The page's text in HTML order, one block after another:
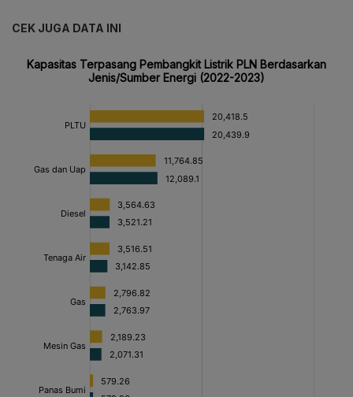
CEK JUGA DATA INI